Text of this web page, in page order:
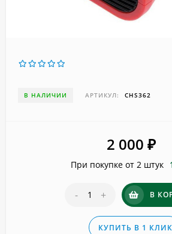
В НАЛИЧИИ АРТИКУЛ: CHS362
2 000 ₽
При покупке от 2 штук
- + В
КУПИТЬ В 1 КЛИК